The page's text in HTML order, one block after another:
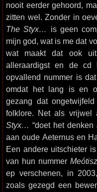
nooit eerder gehoord,
zitten wel. Zonder in
The Styx…
is geen
mijn god, wat is me dat
wat maakt dat ook
alleraardigst en de cd
opvallend nummer is
omdat het lang is en
gezang dat
folklore. Net als vrijwel
Styx… “doet het
aan oude Aeternus en
Een andere uitschieter is
van hun nummer Meótisz
ep verschenen, in
zoals gezegd een